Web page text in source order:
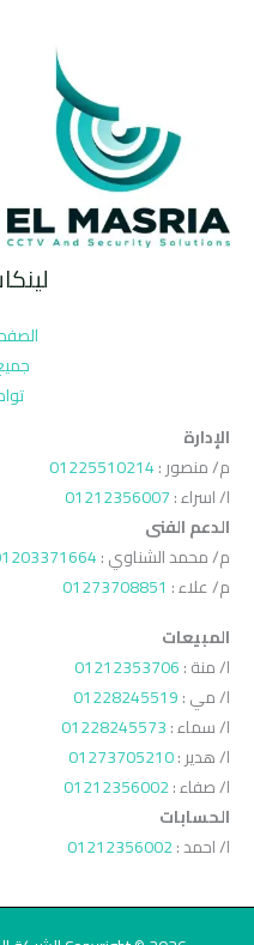
الإدارة
م/ منصور :01225510214
ا/ اسراء :01212356007
الدعم الفنى
م/ محمد الشناوي :
م/ علاء : 01273708851
المبيعات
ا/ منة :01212353706
ا/ مي :01228245519
ا/ سماء :01228245573
ا/ هدير :01273705210
ا/ صفاء :01212356002
الحسابات
ا/ احمد :01212356002